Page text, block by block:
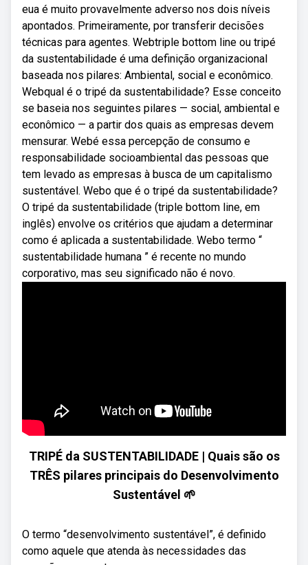
eua é muito provavelmente adverso nos dois níveis
apontados. Primeiramente, por transferir decisões
técnicas para agentes. Webtriple bottom line ou tripé
da sustentabilidade é uma definição organizacional
baseada nos pilares: Ambiental, social e econômico.
Webqual é o tripé da sustentabilidade? Esse conceito
se baseia nos seguintes pilares — social, ambiental e
econômico — a partir dos quais as empresas devem
mensurar. Webé essa percepção de consumo e
responsabilidade socioambiental das pessoas que
tem levado as empresas à busca de um capitalismo
sustentável. Webo que é o tripé da sustentabilidade?
O tripé da sustentabilidade (triple bottom line, em
inglês) envolve os critérios que ajudam a determinar
como é aplicada a sustentabilidade. Webo termo “
sustentabilidade humana ” é recente no mundo
corporativo, mas seu significado não é novo.
TRIPÉ da SUSTENTABILIDADE | Quais são os
TRÊS pilares principais do Desenvolvimento
Sustentável 🌱
O termo “desenvolvimento sustentável”, é definido
como aquele que atenda às necessidades das